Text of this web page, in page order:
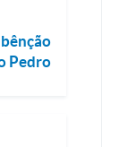
Pedro